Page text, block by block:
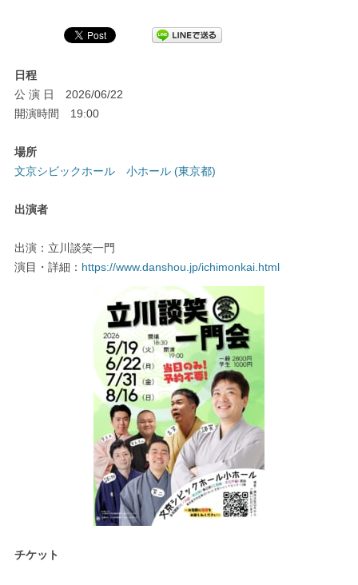
日程
公 演 日 2026/06/22
開演時間 19:00
場所
文京シビックホール 小ホール (東京都)
出演者
出演：立川談笑一門
演目・詳細： https://www.danshou.jp/ichimonkai.html
チケット